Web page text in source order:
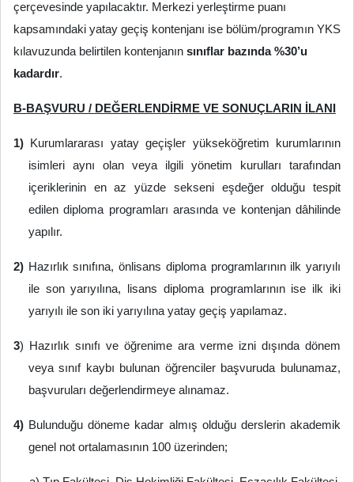
çerçevesinde yapılacaktır. Merkezi yerleştirme puanı
kapsamındaki yatay geçiş kontenjanı ise bölüm/programın YKS
kılavuzunda belirtilen kontenjanın sınıflar bazında %30’u
kadardır.
B-BAŞVURU / DEĞERLENDİRME VE SONUÇLARIN İLANI
1) Kurumlararası yatay geçişler yükseköğretim kurumlarının
isimleri aynı olan veya ilgili yönetim kurulları tarafından
içeriklerinin en az yüzde sekseni eşdeğer olduğu tespit
edilen diploma programları arasında ve kontenjan dâhilinde
yapılır.
2) Hazırlık sınıfına, önlisans diploma programlarının ilk yarıyılı
ile son yarıyılına, lisans diploma programlarının ise ilk iki
yarıyılı ile son iki yarıyılına yatay geçiş yapılamaz.
3) Hazırlık sınıfı ve öğrenime ara verme izni dışında dönem
veya sınıf kaybı bulunan öğrenciler başvuruda bulunamaz,
başvuruları değerlendirmeye alınamaz.
4) Bulunduğu döneme kadar almış olduğu derslerin akademik
genel not ortalamasının 100 üzerinden;